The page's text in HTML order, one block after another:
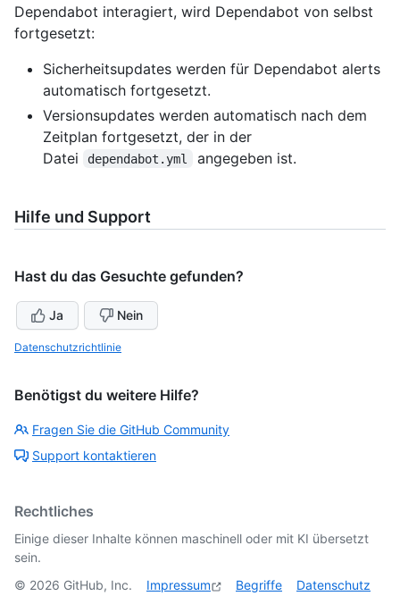
Dependabot interagiert, wird Dependabot von selbst
fortgesetzt:
Sicherheitsupdates werden für Dependabot alerts
automatisch fortgesetzt.
Versionsupdates werden automatisch nach dem
Zeitplan fortgesetzt, der in der
Datei
dependabot.yml angegeben ist.
Hilfe und Support
Hast du das Gesuchte gefunden?
Ja Nein
Datenschutzrichtlinie
Benötigst du weitere Hilfe?
Fragen Sie die GitHub Community
Support kontaktieren
Rechtliches
Einige dieser Inhalte können maschinell oder mit KI übersetzt
sein.
© 2026 GitHub, Inc. Impressum Begriffe
Datenschutz